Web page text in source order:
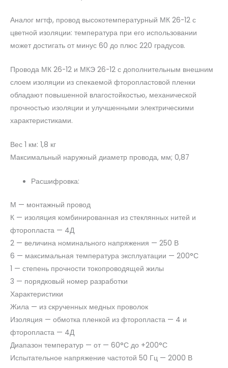
Аналог мгтф, провод высокотемпературный МК 26-12 с
цветной изоляции: температура при его использовании
может достигать от минус 60 до плюс 220 градусов.
Провода МК 26-12 и МКЭ 26-12 с дополнительным внешним
слоем изоляции из спекаемой фторопластовой пленки
обладают повышенной влагостойкостью, механической
прочностью изоляции и улучшенными электрическими
характеристиками.
Вес 1 км: 1,8 кг
Максимальный наружный диаметр провода, мм; 0,87
Расшифровка:
М — монтажный провод
К — изоляция комбинированная из стеклянных нитей и
фторопласта — 4Д
2 — величина номинального напряжения — 250 В
6 — максимальная температура эксплуатации — 200°С
1 — степень прочности токопроводящей жилы
3 — порядковый номер разработки
Характеристики
Жила — из скрученных медных проволок
Изоляция — обмотка пленкой из фторопласта — 4 и
фторопласта — 4Д
Диапазон температур — от — 60°С до +200°С
Испытательное напряжение частотой 50 Гц — 2000 В